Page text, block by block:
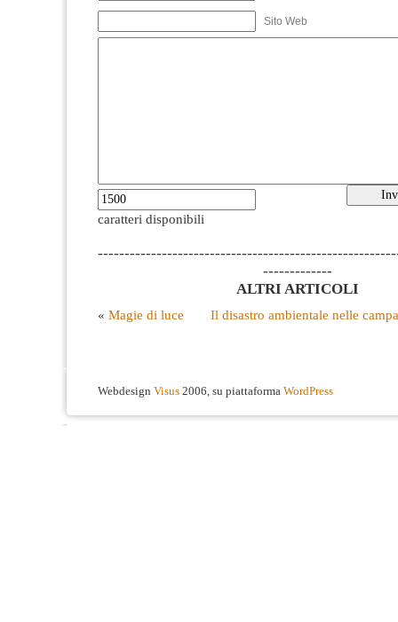
Sito Web
caratteri disponibili
-------------
ALTRI ARTICOLI
« Magie di luce Il disastro ambientale nelle
Webdesign Visus 2006, su piattaforma WordPress